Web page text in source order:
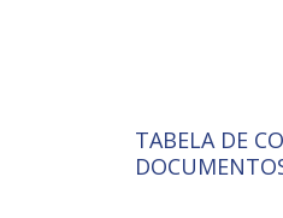
ISO 9001:
A
TABELA DE